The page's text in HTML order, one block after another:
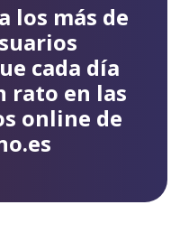
los más de
cada día
rato en las
online de